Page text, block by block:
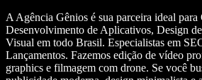
A Agência Gênios é sua parceira ideal para
Desenvolvimento de Aplicativos, Design
Visual em todo Brasil. Especialistas em
Lançamentos. Fazemos edição de vídeo
graphics e filmagem com drone. Se você